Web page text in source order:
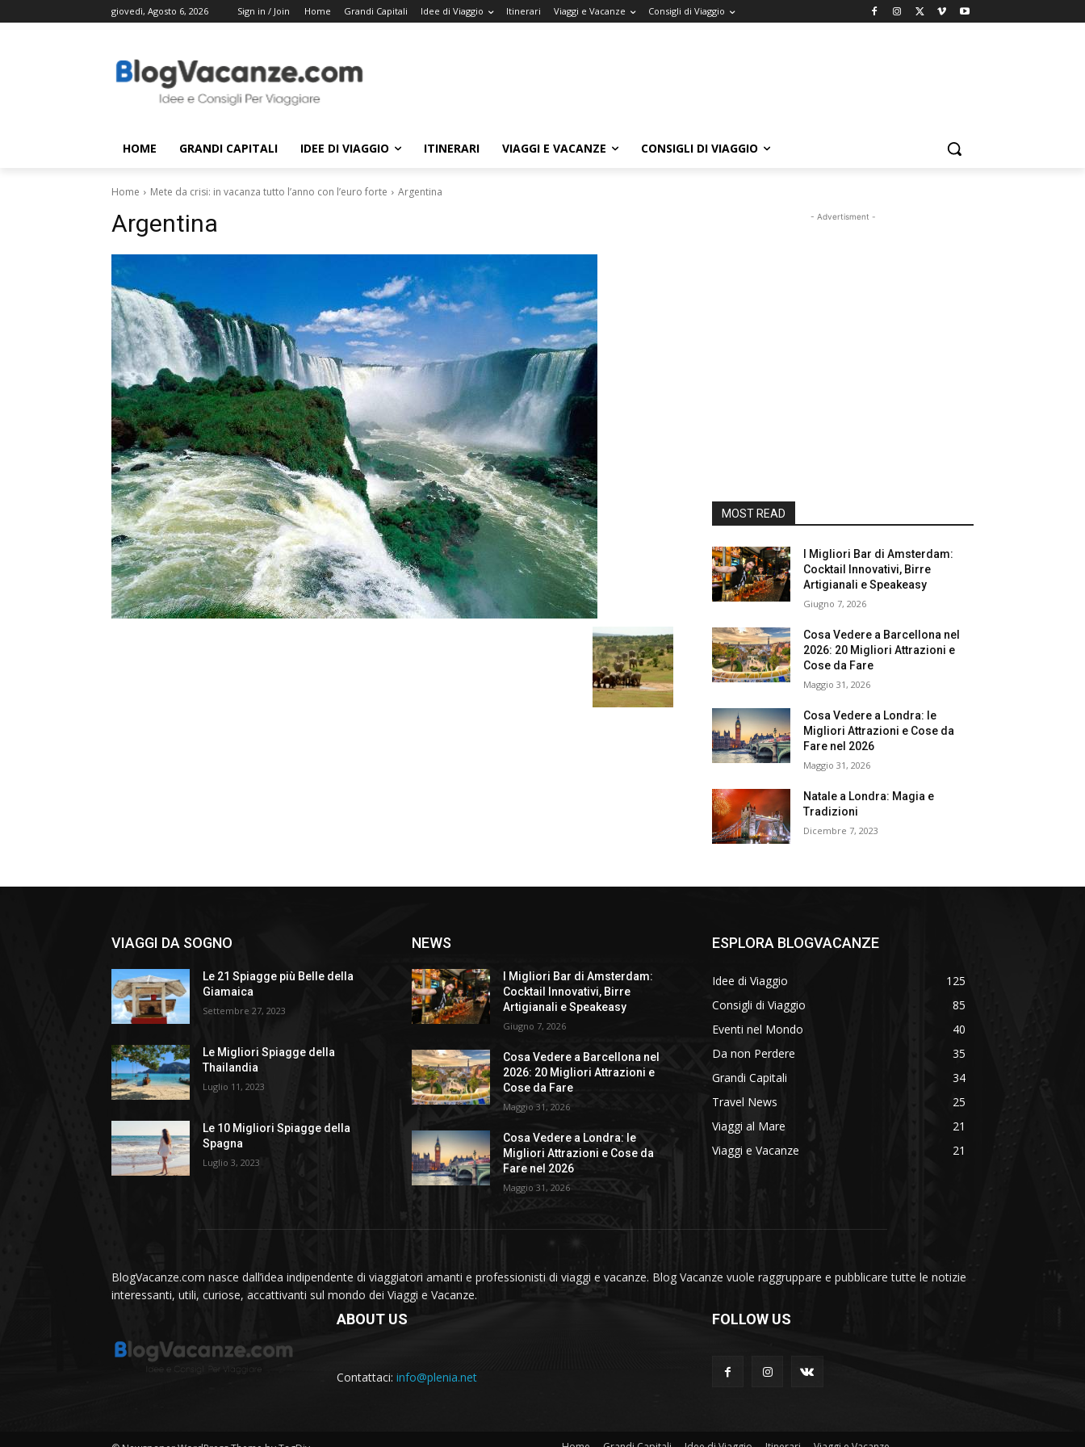
giovedì, Agosto 6, 2026 Sign in / Join Home Grandi Capitali Idee di Viaggio Itinerari Viaggi e Vacanze Consigli di Viaggio
HOME GRANDI CAPITALI IDEE DI VIAGGIO ITINERARI VIAGGI E VACANZE CONSIGLI DI VIAGGIO
Home Mete da crisi: in vacanza tutto l’anno con l’euro forte Argentina
Argentina - Advertisment -
MOST READ
I Migliori Bar di Amsterdam:
Cocktail Innovativi, Birre
Artigianali e Speakeasy
Giugno 7, 2026
Cosa Vedere a Barcellona nel
2026: 20 Migliori Attrazioni e
Cose da Fare
Maggio 31, 2026
Cosa Vedere a Londra: le
Migliori Attrazioni e Cose da
Fare nel 2026
Maggio 31, 2026
Natale a Londra: Magia e
Tradizioni
Dicembre 7, 2023
VIAGGI DA SOGNO
Le 21 Spiagge più Belle della
Giamaica
Settembre 27, 2023
Le Migliori Spiagge della
Thailandia
Luglio 11, 2023
Le 10 Migliori Spiagge della
Spagna
Luglio 3, 2023
NEWS
I Migliori Bar di Amsterdam:
Cocktail Innovativi, Birre
Artigianali e Speakeasy
Giugno 7, 2026
Cosa Vedere a Barcellona nel
2026: 20 Migliori Attrazioni e
Cose da Fare
Maggio 31, 2026
Cosa Vedere a Londra: le
Migliori Attrazioni e Cose da
Fare nel 2026
Maggio 31, 2026
ESPLORA BLOGVACANZE
Idee di Viaggio
125
Consigli di Viaggio
85
Eventi nel Mondo
40
Da non Perdere
35
Grandi Capitali
34
Travel News
25
Viaggi al Mare
21
Viaggi e Vacanze
21
BlogVacanze.com nasce dall’idea indipendente di viaggiatori amanti e professionisti di viaggi e vacanze. Blog Vacanze vuole raggruppare e pubblicare tutte le notizie
interessanti, utili, curiose, accattivanti sul mondo dei Viaggi e Vacanze.
ABOUT US
Contattaci: info@plenia.net
FOLLOW US